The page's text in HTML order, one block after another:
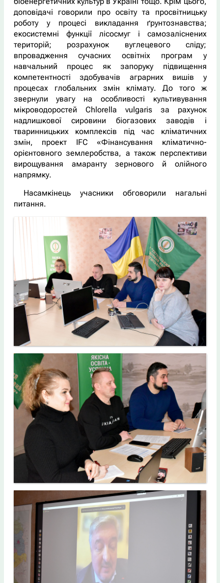
доповідачі говорили про освіту та просвітницьку
роботу у процесі викладання ґрунтознавства;
екосистемні функції лісосмуг і самозаліснених
територій; розрахунок вуглецевого сліду;
впровадження сучасних освітніх програм у
навчальний процес як запоруку підвищення
компетентності здобувачів аграрних вишів у
процесах глобальних змін клімату. До того ж
звернули увагу на особливості культивування
мікроводоростей Chlorella vulgaris за рахунок
надлишкової сировини біогазових заводів і
тваринницьких комплексів під час кліматичних
змін, проект IFC «Фінансування кліматично-
орієнтовного землеробства, а також перспективи
вирощування амаранту зернового й олійного
напрямку.
Насамкінець учасники обговорили нагальні
питання.